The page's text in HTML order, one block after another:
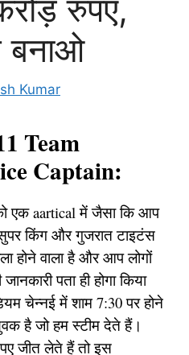
रुपए,
बनाओ
Kumar
Team
Captain:
एक aartical में जैसा कि आप
किंग और गुजरात टाइटंस
होने वाला है और आप लोगों
पता ही होगा किया
चेन्नई में शाम 7:30 पर होने
है जो हम स्टीम देते हैं।
जीत लेते हैं तो इस